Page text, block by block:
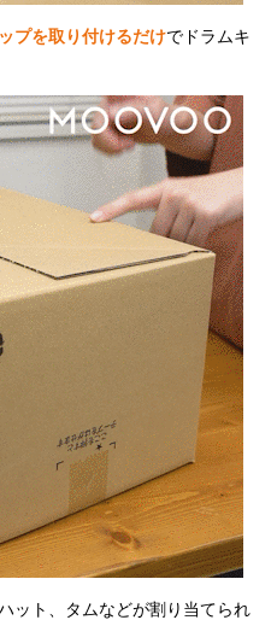
プを取り付けるだけでドラムキ
ット、タムなどが割り当てられ